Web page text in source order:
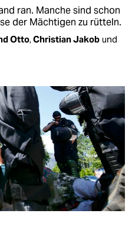
ran. Manche sind schon
der Mächtigen zu rütteln.
Otto,Christian Jakob und